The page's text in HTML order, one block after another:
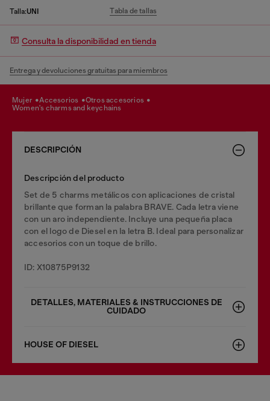
Talla:UNI Tabla de tallas
Consulta la disponibilidad en tienda
Entrega y devoluciones gratuitas para miembros
mujer accesorios
otros accesorios
women's charms and keychains
DESCRIPCIÓN
Descripción del producto
Set de 5 charms metálicos con aplicaciones de cristal
brillante que forman la palabra BRAVE. Cada letra viene
con un aro independiente. Incluye una pequeña placa
con el logo de Diesel en la letra B. Ideal para personalizar
accesorios con un toque de brillo.
ID: X10875P9132
DETALLES, MATERIALES & INSTRUCCIONES DE
CUIDADO
HOUSE OF DIESEL